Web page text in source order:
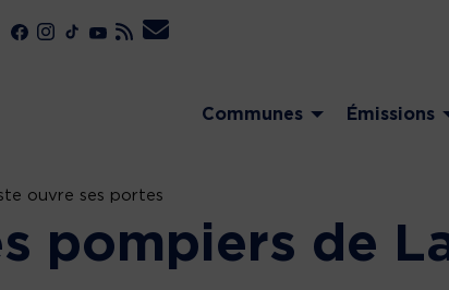
Communes Émissions
ouvre ses portes
pompiers de